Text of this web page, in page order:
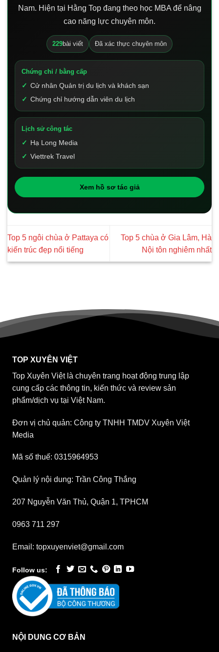
Nam. Hiện tại Hằng Top đang theo học MBA để nâng
cao năng lực chuyên môn.
229bài viết Đã xác thực chuyên môn
Chứng chỉ / bằng cấp
Cử nhân Quản trị du lịch và khách sạn
Chứng chỉ hướng dẫn viên du lịch
Lịch sử công tác
Hạ Long Media
Viettrek Travel
Xem hồ sơ tác giả
Top 5 ngôi chùa ở Pattaya có
kiến trúc đẹp nổi tiếng
Top 5 chùa ở Gia Lâm, Hà
Nội tôn nghiêm nhất
TOP XUYÊN VIỆT
Top Xuyên Việt là chuyên trang hoạt động trung lập
cung cấp các thông tin, kiến thức và review sản
phẩm/dịch vụ tại Việt Nam.
Đơn vị chủ quản: Công ty TNHH TMDV Xuyên Việt
Media
Mã số thuế: 0315964953
Quản lý nội dung: Trần Công Thắng
207 Nguyễn Văn Thủ, Quận 1, TPHCM
0963 711 297
Email: topxuyenviet@gmail.com
Follow us:
NỘI DUNG CƠ BẢN